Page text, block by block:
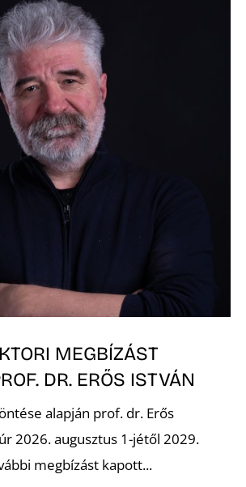
MEGBÍZÁST
DR. ERŐS ISTVÁN
alapján prof. dr. Erős
2026. augusztus 1-jétől 2029.
megbízást kapott...